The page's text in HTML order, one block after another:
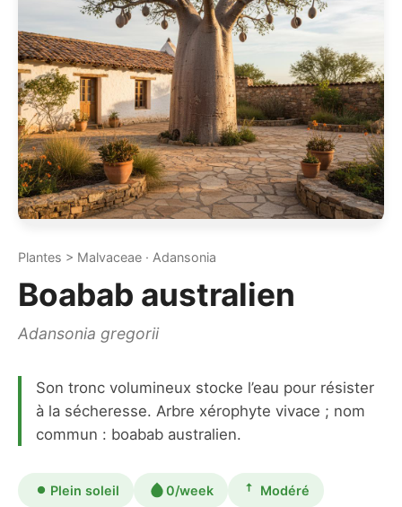
Plantes > Malvaceae · Adansonia
Boabab australien
Adansonia gregorii
Son tronc volumineux stocke l’eau pour résister
à la sécheresse. Arbre xérophyte vivace ; nom
commun : boabab australien.
Plein soleil 0/week Modéré